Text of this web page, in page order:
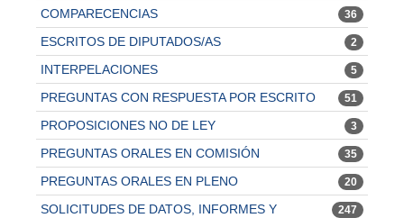
COMPARECENCIAS 36
ESCRITOS DE DIPUTADOS/AS 2
INTERPELACIONES 5
PREGUNTAS CON RESPUESTA POR ESCRITO 51
PROPOSICIONES NO DE LEY 3
PREGUNTAS ORALES EN COMISIÓN 35
PREGUNTAS ORALES EN PLENO 20
SOLICITUDES DE DATOS, INFORMES Y
247